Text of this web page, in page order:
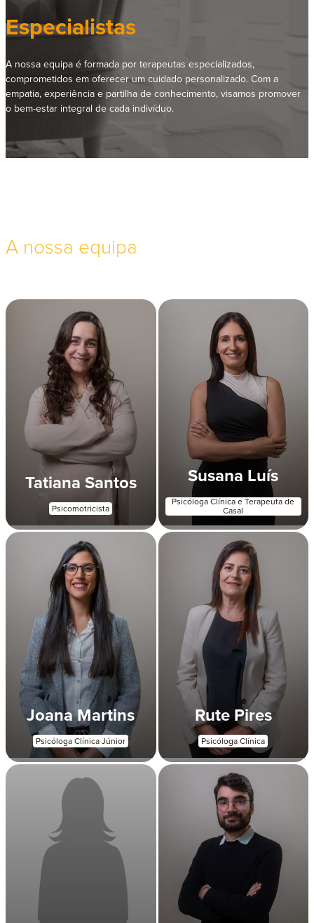
Especialistas
A nossa equipa é formada por terapeutas especializados,
comprometidos em oferecer um cuidado personalizado. Com a
empatia, experiência e partilha de conhecimento, visamos promover
o bem-estar integral de cada indivíduo.
A nossa equipa
Tatiana Santos
Psicomotricista
Susana Luís
Psicóloga Clínica e Terapeuta de
Casal
Joana Martins
Psicóloga Clínica Júnior
Rute Pires
Psicóloga Clínica